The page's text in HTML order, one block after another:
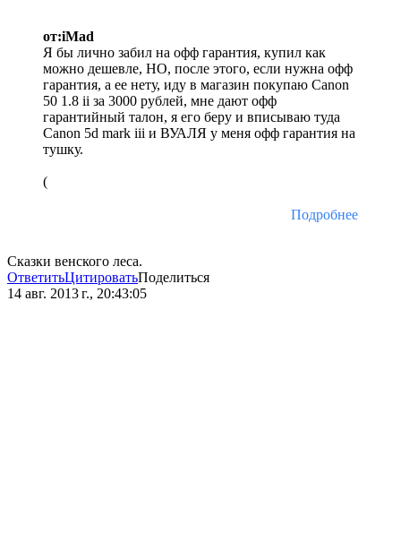
от:iMad
Я бы лично забил на офф гарантия, купил как
можно дешевле, НО, после этого, если нужна офф
гарантия, а ее нету, иду в магазин покупаю Canon
50 1.8 ii за 3000 рублей, мне дают офф
гарантийный талон, я его беру и вписываю туда
Canon 5d mark iii и ВУАЛЯ у меня офф гарантия на
тушку.
(
Подробнее
Сказки венского леса.
ОтветитьЦитироватьПоделиться
14 авг. 2013 г., 20:43:05